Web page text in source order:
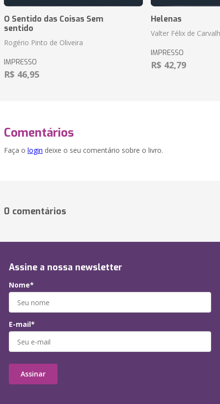
O Sentido das Coisas Sem
sentido
Rogério Pinto de Oliveira
IMPRESSO
R$ 46,95
Helenas
Valter Félix de
IMPRESSO
R$ 42,79
Comentários
Faça o login deixe o seu comentário sobre o livro.
0 comentários
Assine a nossa newsletter
Nome*
E-mail*
Assinar